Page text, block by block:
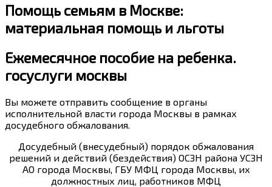
Помощь семьям в Москве:
материальная помощь и льготы
Ежемесячное пособие на ребенка.
госуслуги москвы
Вы можете отправить сообщение в органы
исполнительной власти города Москвы в рамках
досудебного обжалования.
Досудебный (внесудебный) порядок обжалования
решений и действий (бездействия) ОСЗН района УСЗН
АО города Москвы, ГБУ МФЦ города Москвы, их
должностных лиц, работников МФЦ